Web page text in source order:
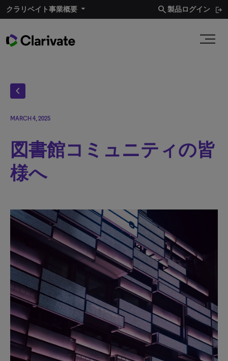
クラリベイト事業概要​ search製品ログイン
chevron_left
MARCH 4, 2025
図書館コミュニティの皆
様へ